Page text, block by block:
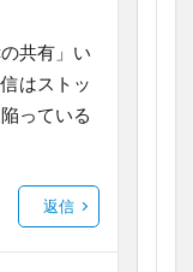
共有」い
はストッ
っている
返信